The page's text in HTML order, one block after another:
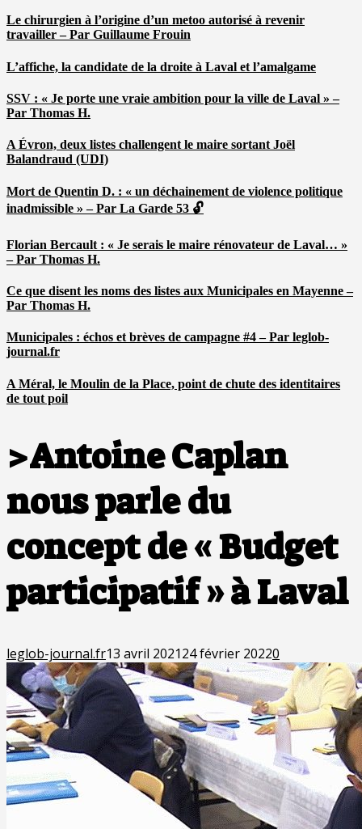
Le chirurgien à l’origine d’un metoo autorisé à revenir
travailler – Par Guillaume Frouin
L’affiche, la candidate de la droite à Laval et l’amalgame
SSV : « Je porte une vraie ambition pour la ville de Laval » –
Par Thomas H.
A Évron, deux listes challengent le maire sortant Joël
Balandraud (UDI)
Mort de Quentin D. : « un déchainement de violence politique
inadmissible » – Par La Garde 53 🔓
Florian Bercault : « Je serais le maire rénovateur de Laval… »
– Par Thomas H.
Ce que disent les noms des listes aux Municipales en Mayenne –
Par Thomas H.
Municipales : échos et brèves de campagne #4 – Par leglob-
journal.fr
A Méral, le Moulin de la Place, point de chute des identitaires
de tout poil
>Antoine Caplan
nous parle du
concept de « Budget
participatif » à Laval
leglob-journal.fr13 avril 202124 février 20220